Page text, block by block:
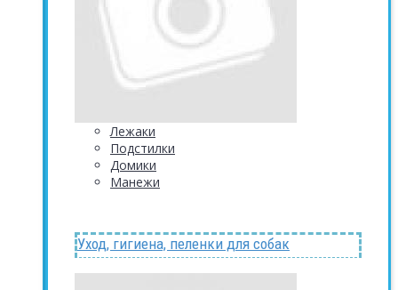
Лежаки
Подстилки
Домики
Манежи
Уход, гигиена, пеленки для собак